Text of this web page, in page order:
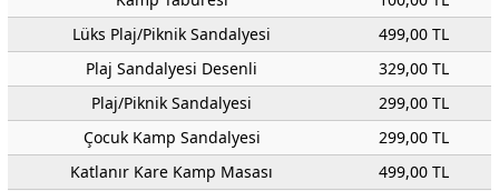
Lüks Plaj/Piknik Sandalyesi
499,00 TL
Plaj Sandalyesi Desenli
329,00 TL
Plaj/Piknik Sandalyesi
299,00 TL
Çocuk Kamp Sandalyesi
299,00 TL
Katlanır Kare Kamp Masası
499,00 TL